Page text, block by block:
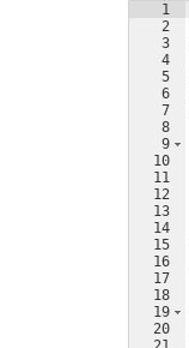
1
2
3
4
5
6
7
8
9
10
11
12
13
14
15
16
17
18
19
20